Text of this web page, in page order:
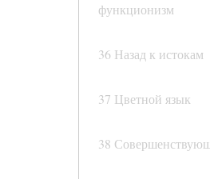
функционизм
36 Назад к истокам
37 Цветной язык
38